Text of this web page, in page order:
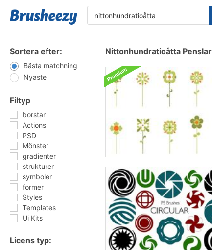
Sortera efter:
Bästa matchning
Nyaste
Filtyp
borstar
Actions
PSD
Mönster
gradienter
strukturer
symboler
former
Styles
Templates
Ui Kits
Licens typ:
Nittonhundratioåtta Penslar